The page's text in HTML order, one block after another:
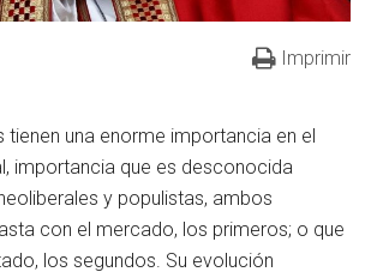
Imprimir
tienen una enorme importancia en el
importancia que es desconocida
y populistas, ambos
con el mercado, los primeros; o que
los segundos. Su evolución